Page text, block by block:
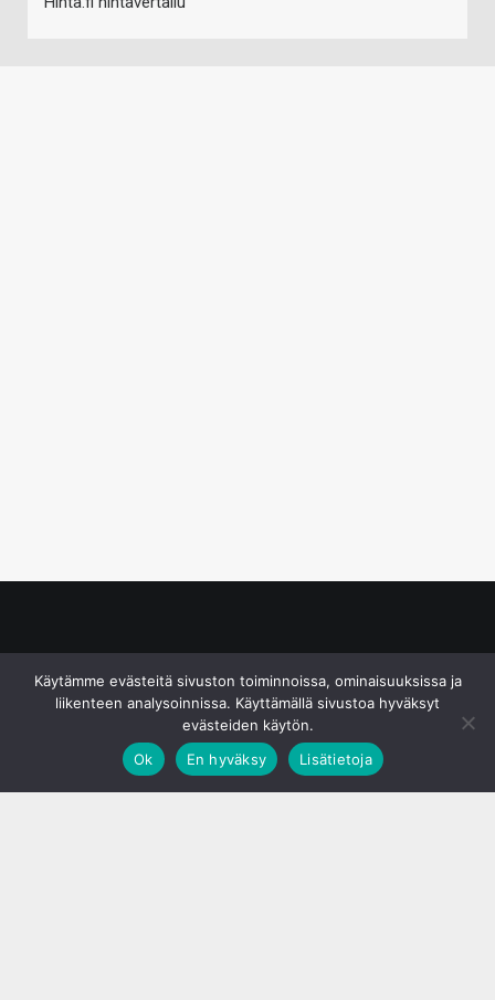
Käytämme evästeitä sivuston toiminnoissa, ominaisuuksissa ja
liikenteen analysoinnissa. Käyttämällä sivustoa hyväksyt
evästeiden käytön.
Ok
En hyväksy Lisätietoja